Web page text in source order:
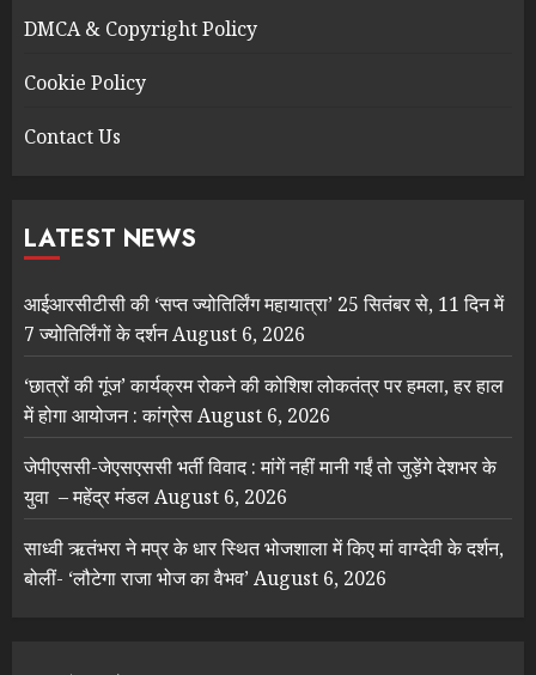
DMCA & Copyright Policy
Cookie Policy
Contact Us
LATEST NEWS
आईआरसीटीसी की ‘सप्त ज्योतिर्लिंग महायात्रा’ 25 सितंबर से, 11 दिन में
7 ज्योतिर्लिंगों के दर्शनAugust 6, 2026
‘छात्रों की गूंज’ कार्यक्रम रोकने की कोशिश लोकतंत्र पर हमला, हर हाल
में होगा आयोजन : कांग्रेसAugust 6, 2026
जेपीएससी-जेएसएससी भर्ती विवाद : मांगें नहीं मानी गईं तो जुड़ेंगे देशभर के
युवा – महेंद्र मंडलAugust 6, 2026
साध्वी ऋतंभरा ने मप्र के धार स्थित भोजशाला में किए मां वाग्देवी के दर्शन,
बोलीं- ‘लौटेगा राजा भोज का वैभव’August 6, 2026